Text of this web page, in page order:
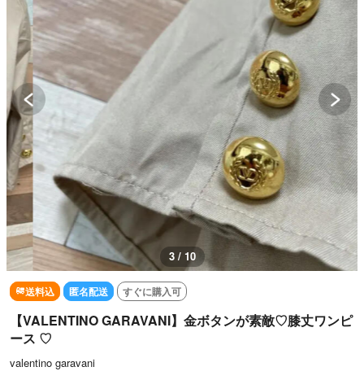
3 / 10
送料込 匿名配送 すぐに購入可
【VALENTINO GARAVANI】金ボタンが素敵♡膝丈ワンピ
ース ♡
valentino garavani